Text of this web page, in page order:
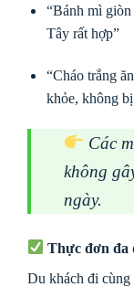
“Bánh mì
Tây rất hợp”
“Cháo trắng
khỏe, không
Các
không
ngày.
Thực đơn đa
Du khách đi